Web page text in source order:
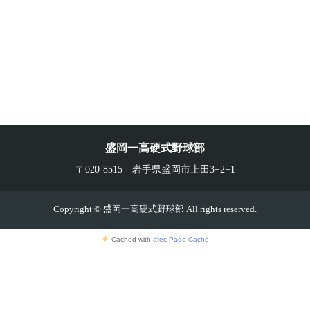
盛岡一高硬式野球部
〒020-8515 岩手県盛岡市上田3−2−1
Copyright © 盛岡一高硬式野球部 All rights reserved.
Cached with atec Page Cache